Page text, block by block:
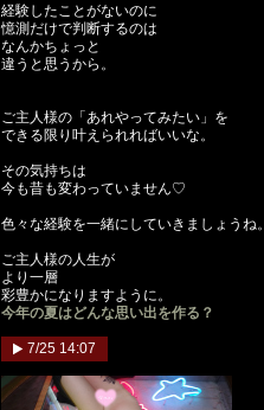
経験したことがないのに
憶測だけで判断するのは
なんかちょっと
違うと思うから。
ご主人様の「あれやってみたい」を
できる限り叶えられればいいな。
その気持ちは
今も昔も変わっていません♡
色々な経験を一緒にしていきましょうね。
ご主人様の人生が
より一層
彩豊かになりますように。
今年の夏はどんな思い出を作る？
7/25 14:07